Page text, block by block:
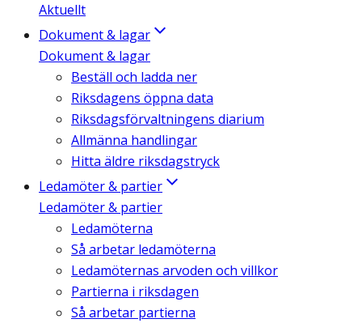
Aktuellt
Dokument & lagar
Dokument & lagar
Beställ och ladda ner
Riksdagens öppna data
Riksdagsförvaltningens diarium
Allmänna handlingar
Hitta äldre riksdagstryck
Ledamöter & partier
Ledamöter & partier
Ledamöterna
Så arbetar ledamöterna
Ledamöternas arvoden och villkor
Partierna i riksdagen
Så arbetar partierna